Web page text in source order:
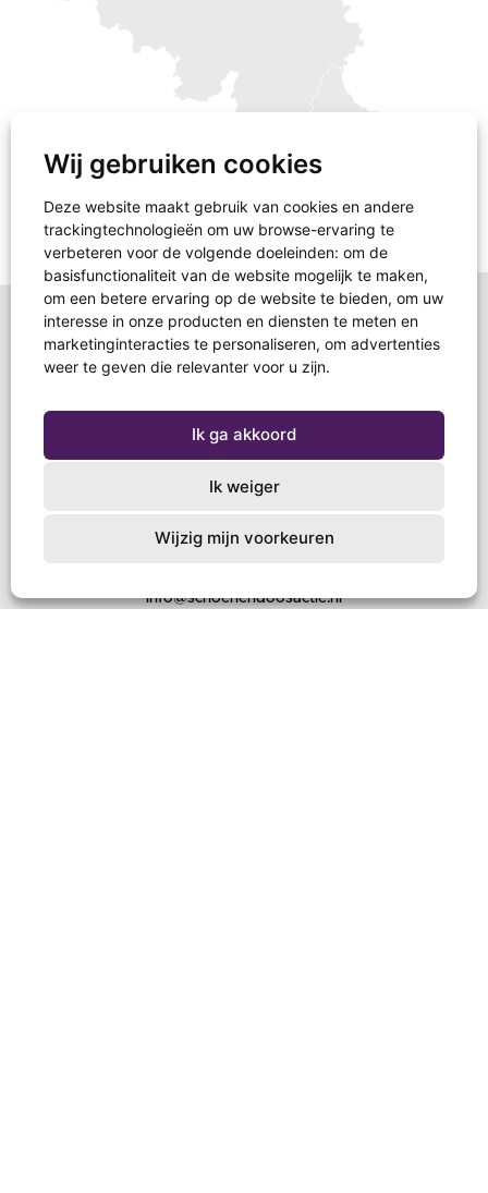
Wij gebruiken cookies
Deze website maakt gebruik van cookies en andere
trackingtechnologieën om uw browse-ervaring te
verbeteren voor de volgende doeleinden: om de
basisfunctionaliteit van de website mogelijk te maken,
om een betere ervaring op de website te bieden, om uw
interesse in onze producten en diensten te meten en
marketinginteracties te personaliseren, om advertenties
weer te geven die relevanter voor u zijn.
Ik ga akkoord
Ik weiger
Wijzig mijn voorkeuren
3850 AG Ermelo
info@schoenendoosactie.nl